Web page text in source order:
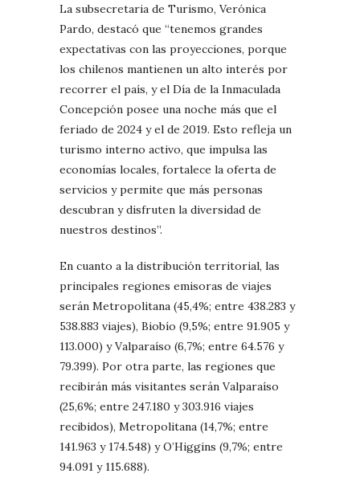
La subsecretaria de Turismo, Verónica
Pardo, destacó que “tenemos grandes
expectativas con las proyecciones, porque
los chilenos mantienen un alto interés por
recorrer el país, y el Día de la Inmaculada
Concepción posee una noche más que el
feriado de 2024 y el de 2019. Esto refleja un
turismo interno activo, que impulsa las
economías locales, fortalece la oferta de
servicios y permite que más personas
descubran y disfruten la diversidad de
nuestros destinos”.
En cuanto a la distribución territorial, las
principales regiones emisoras de viajes
serán Metropolitana (45,4%; entre 438.283 y
538.883 viajes), Biobío (9,5%; entre 91.905 y
113.000) y Valparaíso (6,7%; entre 64.576 y
79.399). Por otra parte, las regiones que
recibirán más visitantes serán Valparaíso
(25,6%; entre 247.180 y 303.916 viajes
recibidos), Metropolitana (14,7%; entre
141.963 y 174.548) y O’Higgins (9,7%; entre
94.091 y 115.688).